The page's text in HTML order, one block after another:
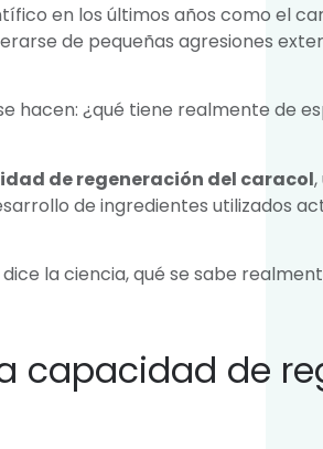
en los últimos años como el
de pequeñas agresiones
hacen: ¿qué tiene realmente de
de regeneración del caracol
de ingredientes utilizados
la ciencia, qué se sabe
capacidad de